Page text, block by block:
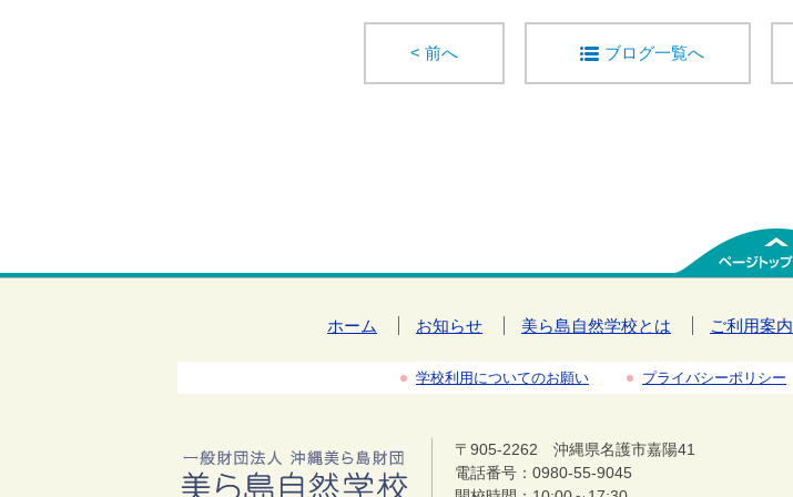
< 前へ ブログ一覧へ
ホーム お知らせ 美ら島自然学校とは ご利用案内
学校利用についてのお願い プライバシーポリシー
〒905-2262 沖縄県名護市嘉陽41
電話番号：0980-55-9045